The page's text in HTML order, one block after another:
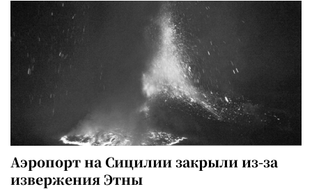
Аэропорт на Сицилии закрыли из-за
извержения Этны